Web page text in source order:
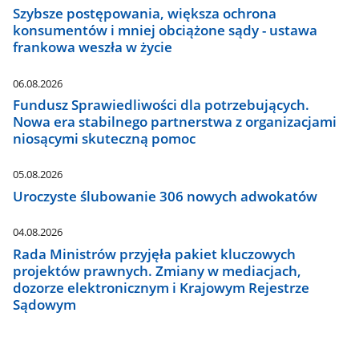
Szybsze postępowania, większa ochrona
konsumentów i mniej obciążone sądy - ustawa
frankowa weszła w życie
06.08.2026
Fundusz Sprawiedliwości dla potrzebujących.
Nowa era stabilnego partnerstwa z organizacjami
niosącymi skuteczną pomoc
05.08.2026
Uroczyste ślubowanie 306 nowych adwokatów
04.08.2026
Rada Ministrów przyjęła pakiet kluczowych
projektów prawnych. Zmiany w mediacjach,
dozorze elektronicznym i Krajowym Rejestrze
Sądowym